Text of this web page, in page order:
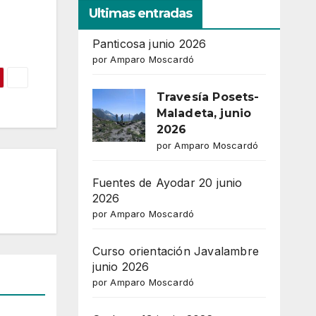
Outlook Live
Ultimas entradas
Panticosa junio 2026
por Amparo Moscardó
Travesía Posets-
Maladeta, junio
2026
por Amparo Moscardó
Fuentes de Ayodar 20 junio
2026
por Amparo Moscardó
Curso orientación Javalambre
junio 2026
por Amparo Moscardó